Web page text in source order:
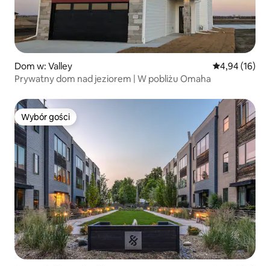
Dom w: Valley Średnia
4,94 (16)
Prywatny dom nad jeziorem | W pobliżu Omaha
Wybór gości
Wybór gości